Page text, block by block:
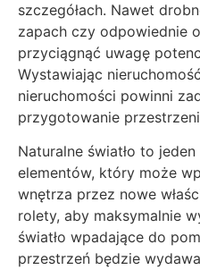
szczegółach. Nawet
zapach czy odpowiednie
przyciągnąć uwagę
Wystawiając
nieruchomości powinni
przygotowanie
Naturalne światło to
elementów, który może
wnętrza przez nowe
rolety, aby maksymalnie
światło wpadające do
przestrzeń będzie